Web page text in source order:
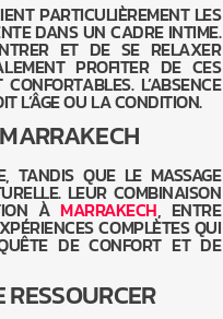
PARTICULIÈREMENT LES
DANS UN CADRE INTIME.
ET DE SE RELAXER
PROFITER DE CES
L’ABSENCE
L’ÂGE OU LA CONDITION.
TANDIS QUE LE MASSAGE
LEUR COMBINAISON
À MARRAKECH, ENTRE
COMPLÈTES QUI
DE CONFORT ET DE